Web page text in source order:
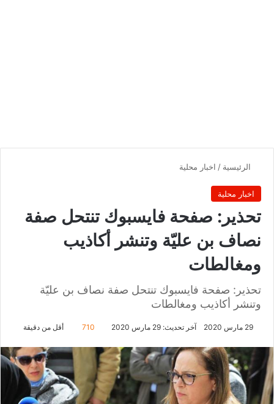
الرئيسية / اخبار محلية
اخبار محلية
تحذير: صفحة فايسبوك تنتحل صفة
نصاف بن عليّة وتنشر أكاذيب
ومغالطات
تحذير: صفحة فايسبوك تنتحل صفة نصاف بن عليّة
وتنشر أكاذيب ومغالطات
29 مارس 2020 آخر تحديث: 29 مارس 2020 710 أقل من دقيقة